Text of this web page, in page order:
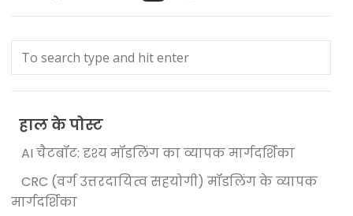
हाल के पोस्ट
AI चैटबॉट: दृश्य मॉडलिंग का व्यापक मार्गदर्शिका
CRC (वर्ग उत्तरदायित्व सहयोगी) मॉडलिंग के व्यापक
मार्गदर्शिका